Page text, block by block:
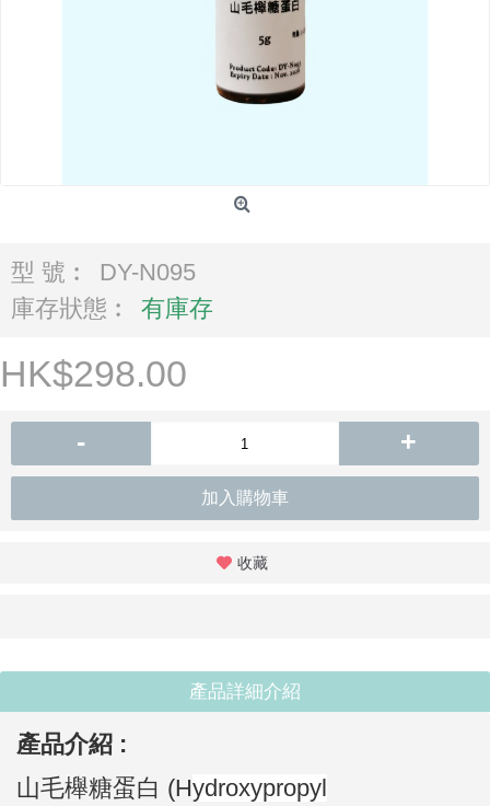
型 號︰
DY-N095
庫存狀態︰
有庫存
HK$298.00
- +
加入購物車
收藏
產品詳細介紹
產品介紹 :
山毛櫸糖蛋白 (Hydroxypropyl